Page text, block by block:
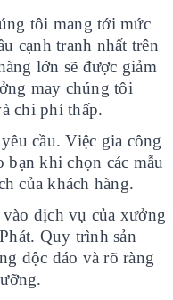
tôi mang tới mức
cạnh tranh nhất trên
lớn sẽ được giảm
may chúng tôi
chi phí thấp.
cầu. Việc gia công
bạn khi chọn các mẫu
của khách hàng.
dịch vụ của xưởng
Quy trình sản
độc đáo và rõ ràng